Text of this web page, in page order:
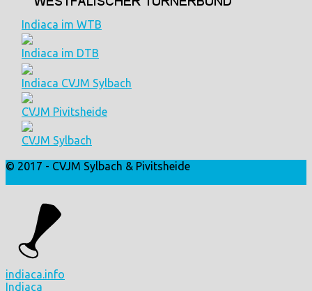
Indiaca im WTB
Indiaca im DTB
Indiaca CVJM Sylbach
CVJM Pivitsheide
CVJM Sylbach
© 2017 - CVJM Sylbach & Pivitsheide
indiaca.info
Indiaca